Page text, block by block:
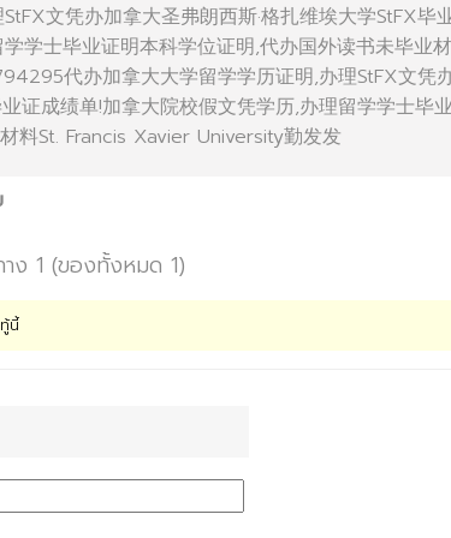
文凭办加拿大圣弗朗西斯·格扎维埃大学StFX毕
学学士毕业证明本科学位证明,代办国外读书未毕业
代办加拿大大学留学学历证明,办理StFX文凭
证成绩单!加拿大院校假文凭学历,办理留学学士毕
料St. Francis Xavier University勤发发
ง 1 (ของทั้งหมด 1)
นี้